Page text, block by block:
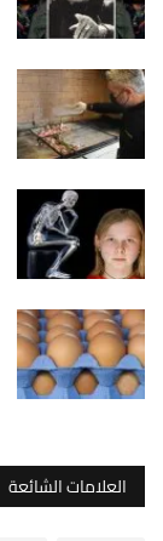
العلامات الشائعة